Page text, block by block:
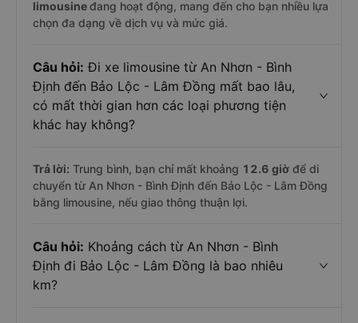
limousineđang hoạt động, mang đến cho bạn nhiều lựa
chọn đa dạng về dịch vụ và mức giá.
Câu hỏi: Đi xe limousine từ An Nhơn - Bình
Định đến Bảo Lộc - Lâm Đồng mất bao lâu,
có mất thời gian hơn các loại phương tiện
khác hay không?
Trả lời: Trung bình, bạn chỉ mất khoảng 12.6 giờ để di
chuyển từ An Nhơn - Bình Định đến Bảo Lộc - Lâm Đồng
bằng limousine, nếu giao thông thuận lợi.
Câu hỏi: Khoảng cách từ An Nhơn - Bình
Định đi Bảo Lộc - Lâm Đồng là bao nhiêu
km?